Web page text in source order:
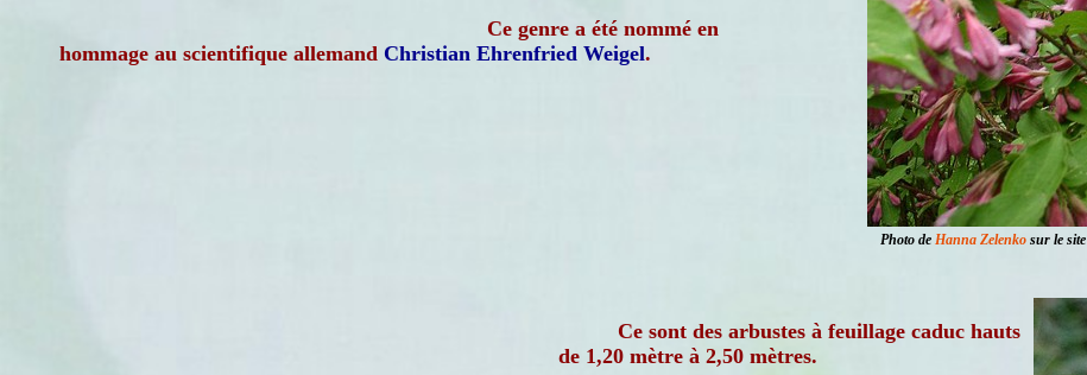
Photo de Hanna Zelenkosur le site
Ce genre a été nommé en
hommage au scientifique allemand Christian Ehrenfried Weigel.
Ce sont des arbustes à feuillage caduc hauts
de 1,20 mètre à 2,50 mètres.